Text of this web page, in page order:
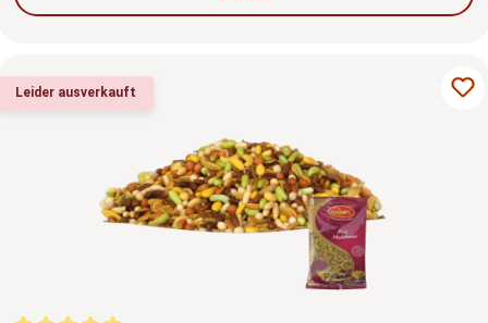
Leider ausverkauft